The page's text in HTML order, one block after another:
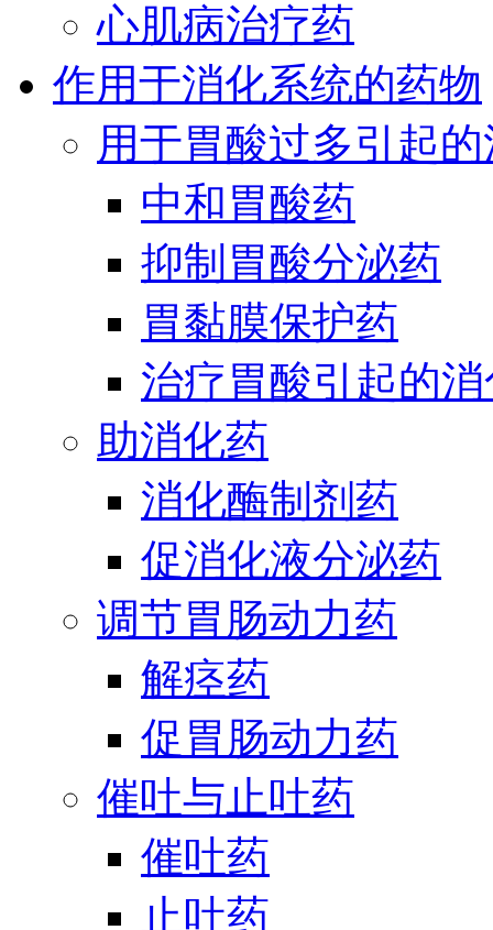
心肌病治疗药
作用于消化系统的药物
用于胃酸过多引起
中和胃酸药
抑制胃酸分泌药
胃黏膜保护药
治疗胃酸引起的
助消化药
消化酶制剂药
促消化液分泌药
调节胃肠动力药
解痉药
促胃肠动力药
催吐与止吐药
催吐药
止吐药